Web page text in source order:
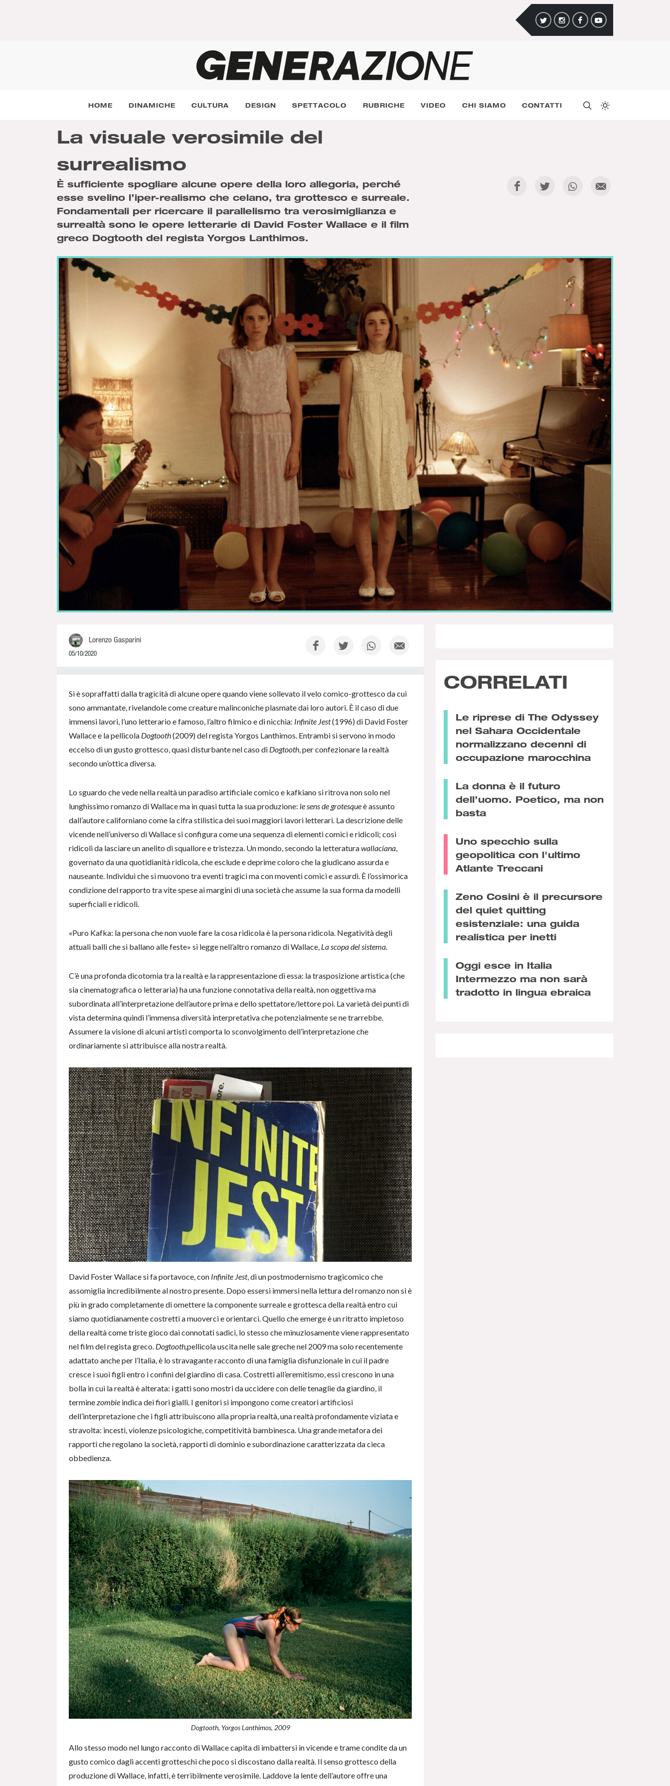
HOME DINAMICHE CULTURA DESIGN SPETTACOLO RUBRICHE VIDEO CHI SIAMO CONTATTI
La visuale verosimile del
surrealismo
È sufficiente spogliare alcune opere della loro allegoria, perché
esse svelino l’iper-realismo che celano, tra grottesco e surreale.
Fondamentali per ricercare il parallelismo tra verosimiglianza e
surrealtà sono le opere letterarie di David Foster Wallace e il film
greco Dogtooth del regista Yorgos Lanthimos.
Lorenzo Gasparini
05/10/2020
Si è sopraffatti dalla tragicità di alcune opere quando viene sollevato il velo comico-grottesco da cui
sono ammantate, rivelandole come creature malinconiche plasmate dai loro autori. È il caso di due
immensi lavori, l’uno letterario e famoso, l’altro filmico e di nicchia: Infinite Jest(1996) di David Foster
Wallace e la pellicola Dogtooth(2009) del regista Yorgos Lanthimos. Entrambi si servono in modo
eccelso di un gusto grottesco, quasi disturbante nel caso di Dogtooth , per confezionare la realtà
secondo un’ottica diversa.
Lo sguardo che vede nella realtà un paradiso artificiale comico e kafkiano si ritrova non solo nel
lunghissimo romanzo di Wallace ma in quasi tutta la sua produzione: le sens de grotesqueè assunto
dall’autore californiano come la cifra stilistica dei suoi maggiori lavori letterari. La descrizione delle
vicende nell’universo di Wallace si configura come una sequenza di elementi comici e ridicoli; così
ridicoli da lasciare un anelito di squallore e tristezza. Un mondo, secondo la letteraturawallaciana
governato da una quotidianità ridicola, che esclude e deprime coloro che la giudicano assurda e
nauseante. Individui che si muovono tra eventi tragici ma con moventi comici e assurdi. È l’ossimorica
condizione del rapporto tra vite spese ai margini di una società che assume la sua forma da modelli
superficiali e ridicoli.
«Puro Kafka: la persona che non vuole fare la cosa ridicola è la persona ridicola. Negatività degli
attuali balli che si ballano alle feste» si legge nell’altro romanzo di Wallace, La scopa del sistema.
C’è una profonda dicotomia tra la realtà e la rappresentazione di essa: la trasposizione artistica (che
sia cinematografica o letteraria) ha una funzione connotativa della realtà, non oggettiva ma
subordinata all’interpretazione dell’autore prima e dello spettatore/lettore poi. La varietà dei punti di
vista determina quindi l’immensa diversità interpretativa che potenzialmente se ne trarrebbe.
Assumere la visione di alcuni artisti comporta lo sconvolgimento dell’interpretazione che
ordinariamente si attribuisce alla nostra realtà.
David Foster Wallace si fa portavoce, con Infinite Jest, di un postmodernismo tragicomico che
assomiglia incredibilmente al nostro presente. Dopo essersi immersi nella lettura del romanzo non si è
più in grado completamente di omettere la componente surreale e grottesca della realtà entro cui
siamo quotidianamente costretti a muoverci e orientarci. Quello che emerge è un ritratto impietoso
della realtà come triste gioco dai connotati sadici, lo stesso che minuziosamente viene rappresentato
nel film del regista greco. Dogtooth,pellicola uscita nelle sale greche nel 2009 ma solo recentemente
adattato anche per l’Italia, è lo stravagante racconto di una famiglia disfunzionale in cui il padre
cresce i suoi figli entro i confini del giardino di casa. Costretti all’eremitismo, essi crescono in una
bolla in cui la realtà è alterata: i gatti sono mostri da uccidere con delle tenaglie da giardino, il
terminezombie indica dei fiori gialli. I genitori si impongono come creatori artificiosi
dell’interpretazione che i figli attribuiscono alla propria realtà, una realtà profondamente viziata e
stravolta: incesti, violenze psicologiche, competitività bambinesca. Una grande metafora dei
rapporti che regolano la società, rapporti di dominio e subordinazione caratterizzata da cieca
obbedienza.
Dogtooth, Yorgos Lanthimos, 2009
Allo stesso modo nel lungo racconto di Wallace capita di imbattersi in vicende e trame condite da un
gusto comico dagli accenti grotteschi che poco si discostano dalla realtà. Il senso grottesco della
produzione di Wallace, infatti, è terribilmente verosimile. Laddove la lente dell’autore offre una
CORRELATI
Le riprese di The Odyssey
nel Sahara Occidentale
normalizzano decenni di
occupazione marocchina
La donna è il futuro
dell’uomo. Poetico, ma non
basta
Uno specchio sulla
geopolitica con l'ultimo
Atlante Treccani
Zeno Cosini è il precursore
del quiet quitting
esistenziale: una guida
realistica per inetti
Oggi esce in Italia
Intermezzo ma non sarà
tradotto in lingua ebraica